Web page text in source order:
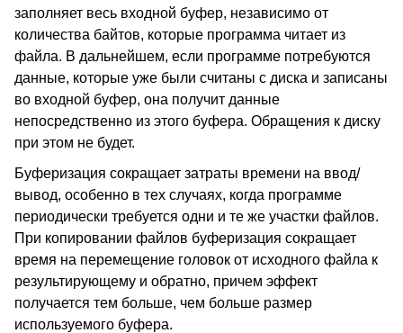
заполняет весь входной буфер, независимо от
количества байтов, которые программа читает из
файла. В дальнейшем, если программе потребуются
данные, которые уже были считаны с диска и записаны
во входной буфер, она получит данные
непосредственно из этого буфера. Обращения к диску
при этом не будет.
Буферизация сокращает затраты времени на ввод/
вывод, особенно в тех случаях, когда программе
периодически требуется одни и те же участки файлов.
При копировании файлов буферизация сокращает
время на перемещение головок от исходного файла к
результирующему и обратно, причем эффект
получается тем больше, чем больше размер
используемого буфера.